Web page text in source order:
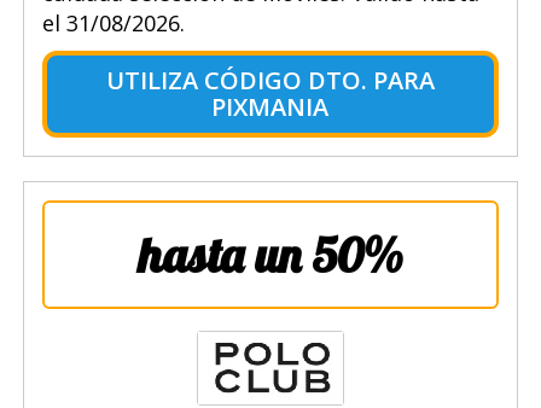
el 31/08/2026.
UTILIZA CÓDIGO DTO. PARA
PIXMANIA
hasta un 50%